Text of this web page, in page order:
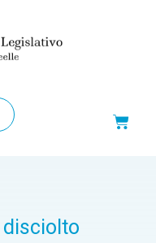
disciolto